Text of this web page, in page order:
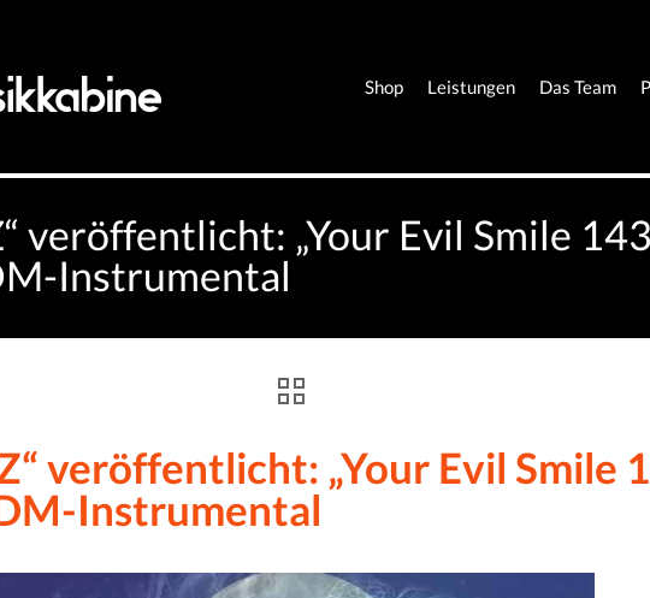
Shop Leistungen Das Team
veröffentlicht: „Your Evil Smile
Instrumental
veröffentlicht: „Your Evil Smile
Instrumental